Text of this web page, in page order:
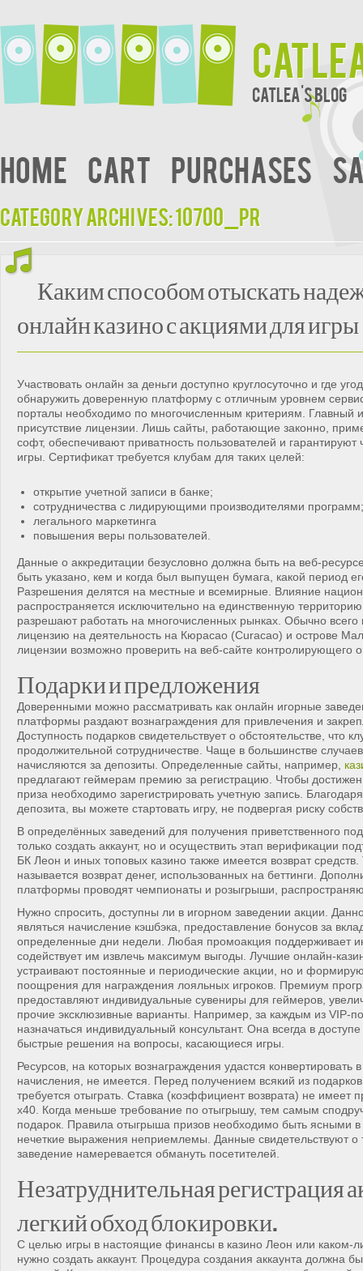
Catlea's Blog
Home Cart Purchases
Category Archives:10700_pr
Каким способом отыскать
онлайн казино с акциями для игры
Участвовать онлайн за деньги доступно круглосуточно и где
обнаружить доверенную платформу с отличным уровнем
порталы необходимо по многочисленным критериям. Главный
присутствие лицензии. Лишь сайты, работающие законно,
софт, обеспечивают приватность пользователей и гарантируют
игры. Сертификат требуется клубам для таких целей:
открытие учетной записи в банке;
сотрудничества с лидирующими производителями программ;
легального маркетинга
повышения веры пользователей.
Данные о аккредитации безусловно должна быть на веб-
быть указано, кем и когда был выпущен бумага, какой период
Разрешения делятся на местные и всемирные. Влияние
распространяется исключительно на единственную
разрешают работать на многочисленных рынках. Обычно всего
лицензию на деятельность на Кюрасао (Curacao) и острове
лицензии возможно проверить на веб-сайте контролирующего
Подарки и предложения
Доверенными можно рассматривать как онлайн игорные
платформы раздают вознаграждения для привлечения и
Доступность подарков свидетельствует о обстоятельстве, что
продолжительной сотрудничестве. Чаще в большинстве
начисляются за депозиты. Определенные сайты, например,
предлагают геймерам премию за регистрацию. Чтобы
приза необходимо зарегистрировать учетную запись.
депозита, вы можете стартовать игру, не подвергая риску
В определённых заведений для получения приветственного
только создать аккаунт, но и осуществить этап верификации
БК Леон и иных топовых казино также имеется возврат
называется возврат денег, использованных на беттинги.
платформы проводят чемпионаты и розыгрыши,
Нужно спросить, доступны ли в игорном заведении акции.
являться начисление кэшбэка, предоставление бонусов за
определенные дни недели. Любая промоакция поддерживает
содействует им извлечь максимум выгоды. Лучшие онлайн-
устраивают постоянные и периодические акции, но и
поощрения для награждения лояльных игроков. Премиум
предоставляют индивидуальные сувениры для геймеров,
прочие эксклюзивные варианты. Например, за каждым из VIP-
назначаться индивидуальный консультант. Она всегда в
быстрые решения на вопросы, касающиеся игры.
Ресурсов, на которых вознаграждения удастся конвертировать
начисления, не имеется. Перед получением всякий из
требуется отыграть. Ставка (коэффициент возврата) не имеет
x40. Когда меньше требование по отыгрышу, тем самым
подарок. Правила отыгрыша призов необходимо быть ясными
нечеткие выражения неприемлемы. Данные свидетельствуют о
заведение намеревается обмануть посетителей.
Незатруднительная регистрация
легкий обход блокировки.
С целью игры в настоящие финансы в казино Леон или каком-
нужно создать аккаунт. Процедура создания аккаунта должна